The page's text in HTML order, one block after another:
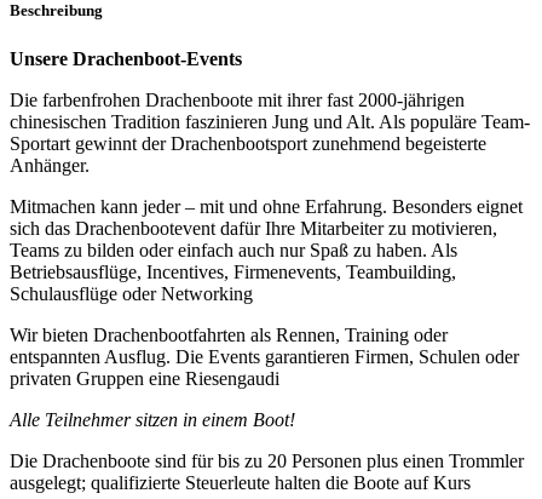
Beschreibung
Unsere Drachenboot-Events
Die farbenfrohen Drachenboote mit ihrer fast 2000-jährigen
chinesischen Tradition faszinieren Jung und Alt. Als populäre Team-
Sportart gewinnt der Drachenbootsport zunehmend begeisterte
Anhänger.
Mitmachen kann jeder – mit und ohne Erfahrung. Besonders eignet
sich das Drachenbootevent dafür Ihre Mitarbeiter zu motivieren,
Teams zu bilden oder einfach auch nur Spaß zu haben. Als
Betriebsausflüge, Incentives, Firmenevents, Teambuilding,
Schulausflüge oder Networking
Wir bieten Drachenbootfahrten als Rennen, Training oder
entspannten Ausflug. Die Events garantieren Firmen, Schulen oder
privaten Gruppen eine Riesengaudi
Alle Teilnehmer sitzen in einem Boot!
Die Drachenboote sind für bis zu 20 Personen plus einen Trommler
ausgelegt; qualifizierte Steuerleute halten die Boote auf Kurs